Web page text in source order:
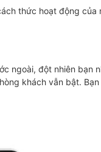
thức hoạt động của
ngoài, đột nhiên bạn
khách vẫn bật.